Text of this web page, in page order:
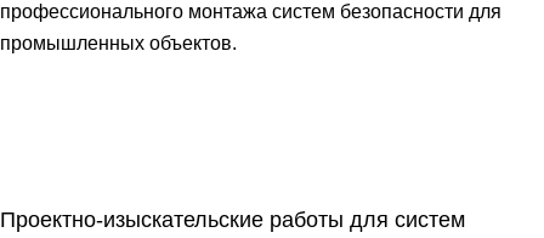
профессионального монтажа систем безопасности для
промышленных объектов.
Проектно-изыскательские работы для систем